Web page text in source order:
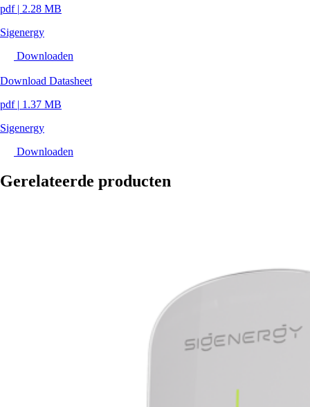
pdf | 2.28 MB
Sigenergy
Downloaden
Download Datasheet
pdf | 1.37 MB
Sigenergy
Downloaden
Gerelateerde producten